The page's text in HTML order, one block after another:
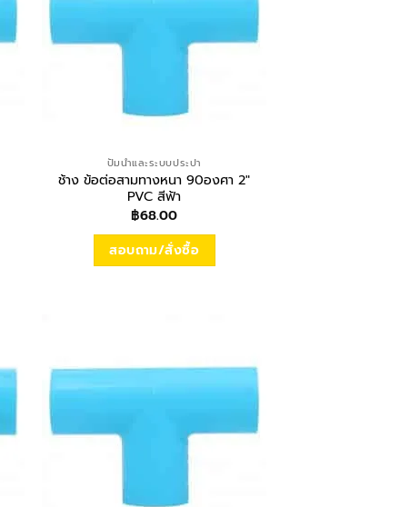
ปั้มน้ำและระบบประปา
ช้าง ข้อต่อสามทางหนา 90องศา 2″
PVC สีฟ้า
฿68.00
สอบถาม/สั่งซื้อ